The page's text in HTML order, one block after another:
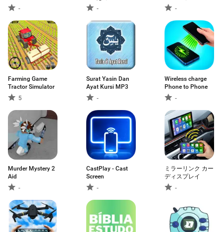
4K -
-
-
Farming Game
Tractor Simulator
5
Surat Yasin Dan
Ayat Kursi MP3
-
Wireless charge
Phone to Phone
-
Murder Mystery 2
Aid
-
CastPlay - Cast
Screen
-
ミラーリンク カー
ディスプレイ
-